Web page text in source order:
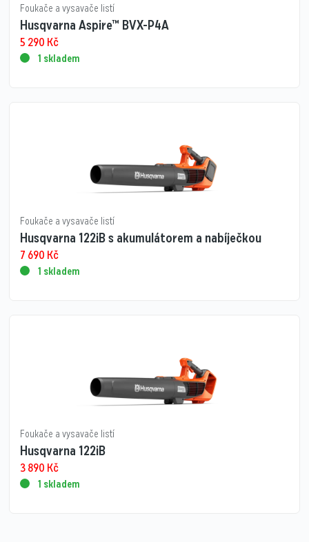
Foukače a vysavače listí
Husqvarna Aspire™ BVX-P4A
5 290 Kč
1 skladem
Foukače a vysavače listí
Husqvarna 122iB s akumulátorem a nabíječkou
7 690 Kč
1 skladem
Foukače a vysavače listí
Husqvarna 122iB
3 890 Kč
1 skladem